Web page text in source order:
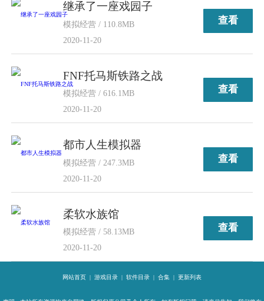
继承了一座戏园子
模拟经营 / 110.8MB
2020-11-20
查看
FNF托马斯铁路之战
模拟经营 / 616.1MB
2020-11-20
查看
都市人生模拟器
模拟经营 / 247.3MB
2020-11-20
查看
柔软水族馆
模拟经营 / 58.13MB
2020-11-20
查看
网站首页 | 游戏目录 | 软件目录 | 合集 | 更新列表